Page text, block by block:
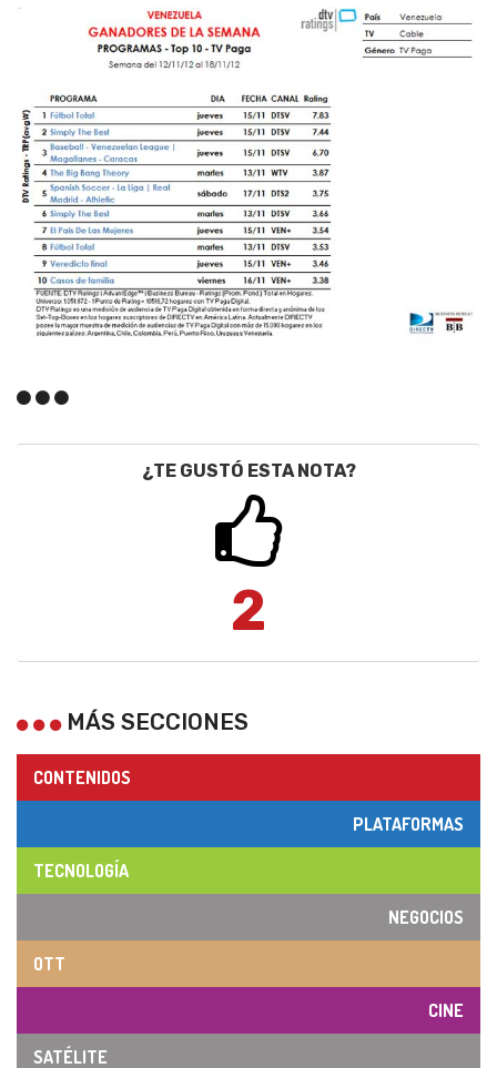
¿TE GUSTÓ ESTA NOTA?
2
MÁS SECCIONES
CONTENIDOS
PLATAFORMAS
TECNOLOGÍA
NEGOCIOS
OTT
CINE
SATÉLITE